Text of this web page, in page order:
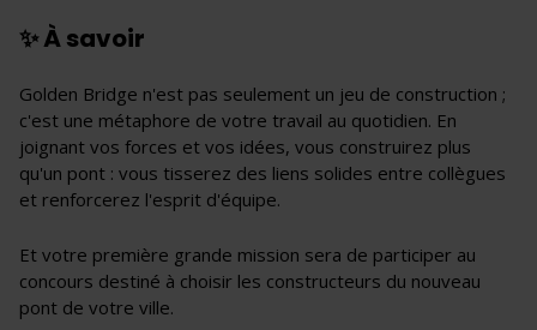
✨ À savoir
Golden Bridge n'est pas seulement un jeu de construction ;
c'est une métaphore de votre travail au quotidien. En
joignant vos forces et vos idées, vous construirez plus
qu'un pont : vous tisserez des liens solides entre collègues
et renforcerez l'esprit d'équipe.
Et votre première grande mission sera de participer au
concours destiné à choisir les constructeurs du nouveau
pont de votre ville.